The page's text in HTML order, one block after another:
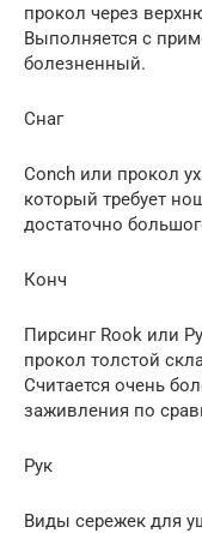
прокол через
Выполняется с
болезненный.
Снаг
Conch или прокол
который требует
достаточно
Конч
Пирсинг Rook или
прокол толстой
Считается очень
заживления по
Рук
Виды сережек для